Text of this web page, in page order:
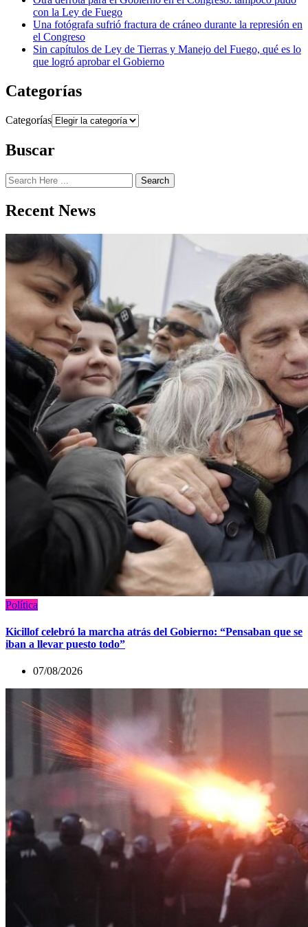
con la Ley de Fuego
Una fotógrafa sufrió fractura de cráneo durante la represión en
el Congreso
Sin capítulos de Ley de Tierras y Manejo del Fuego, qué es lo
que logró aprobar el Gobierno
Categorías
Categorías
Buscar
Search
Recent News
Política
Kicillof celebró la marcha atrás del Gobierno: “Pensaban que se
iban a llevar puesto todo”
07/08/2026